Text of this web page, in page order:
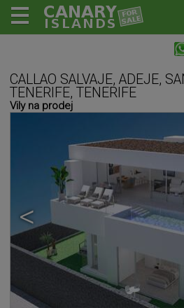
CALLAO SALVAJE, ADEJE,
TENERIFE, TENERIFE
Vily na prodej
<